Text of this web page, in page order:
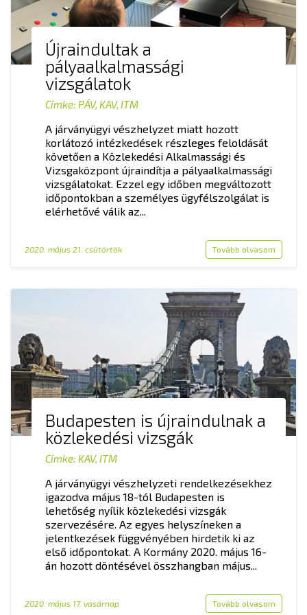
Újraindultak a
pályaalkalmassági
vizsgálatok
Címke: PÁV, KAV, ITM
A járványügyi vészhelyzet miatt hozott
korlátozó intézkedések részleges feloldását
követően a Közlekedési Alkalmassági és
Vizsgaközpont újraindítja a pályaalkalmassági
vizsgálatokat. Ezzel egy időben megváltozott
időpontokban a személyes ügyfélszolgálat is
elérhetővé válik az...
2020. május 21. csütörtök Tovább olvasom
Budapesten is újraindulnak a
közlekedési vizsgák
Címke: KAV, ITM
A járványügyi vészhelyzeti rendelkezésekhez
igazodva május 18-tól Budapesten is
lehetőség nyílik közlekedési vizsgák
szervezésére. Az egyes helyszíneken a
jelentkezések függvényében hirdetik ki az
első időpontokat. A Kormány 2020. május 16-
án hozott döntésével összhangban május...
2020. május 17. vasárnap Tovább olvasom